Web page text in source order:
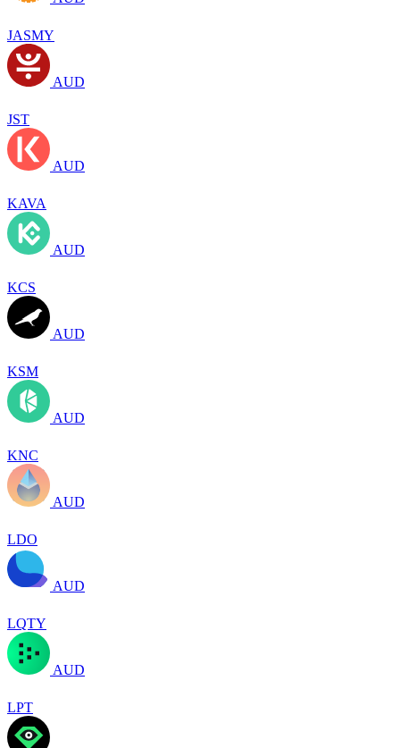
JASMY
AUD
JST
AUD
KAVA
AUD
KCS
AUD
KSM
AUD
KNC
AUD
LDO
AUD
LQTY
AUD
LPT